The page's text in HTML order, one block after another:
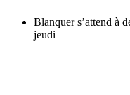
Blanquer s’attend à
jeudi